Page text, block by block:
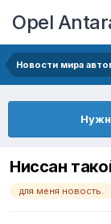
Opel
Новости мира
Ниссан
для меня новость.